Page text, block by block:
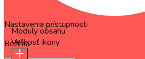
Nastavenia prístupnosti
Beží naOneTap
Moduly obsahu
Veľkosť ikony